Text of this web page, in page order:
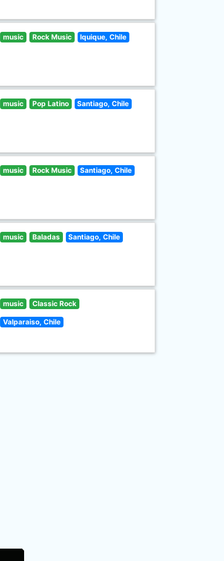
music Rock Music Iquique, Chile
music Pop Latino Santiago, Chile
music Rock Music Santiago, Chile
music Baladas Santiago, Chile
music Classic Rock
Valparaiso, Chile